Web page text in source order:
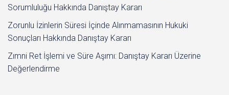
Sorumluluğu Hakkında Danıştay Kararı
Zorunlu İzinlerin Süresi İçinde Alınmamasının Hukuki
Sonuçları Hakkında Danıştay Kararı
Zımni Ret İşlemi ve Süre Aşımı: Danıştay Kararı Üzerine
Değerlendirme